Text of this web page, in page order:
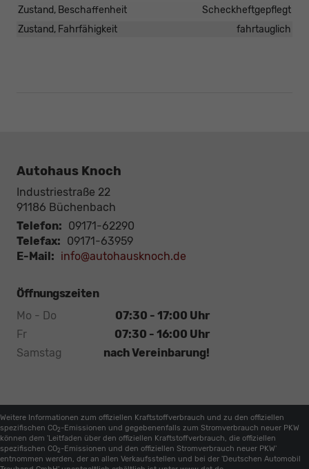
Zustand, Beschaffenheit
Scheckheftgepflegt
Zustand, Fahrfähigkeit
fahrtauglich
Autohaus Knoch
Industriestraße 22
91186 Büchenbach
Telefon: 09171-62290
Telefax: 09171-63959
E-Mail: info@autohausknoch.de
Öffnungszeiten
Mo - Do
07:30 - 17:00 Uhr
Fr
07:30 - 16:00 Uhr
Samstag
nach Vereinbarung!
Weitere Informationen zum offiziellen Kraftstoffverbrauch und zu den offiziellen
spezifischen CO2 -Emissionen und gegebenenfalls zum Stromverbrauch neuer PKW
können dem 'Leitfaden über den offiziellen Kraftstoffverbrauch, die offiziellen
spezifischen CO2 -Emissionen und den offiziellen Stromverbrauch neuer PKW'
entnommen werden, der an allen Verkaufsstellen und bei der 'Deutschen Automobil